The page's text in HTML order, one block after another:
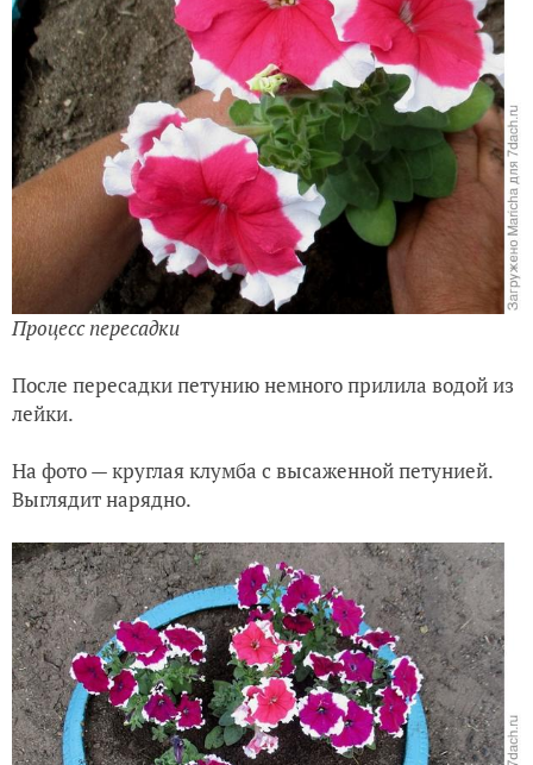
Процесс пересадки
После пересадки петунию немного прилила водой из
лейки.
На фото — круглая клумба с высаженной петунией.
Выглядит нарядно.